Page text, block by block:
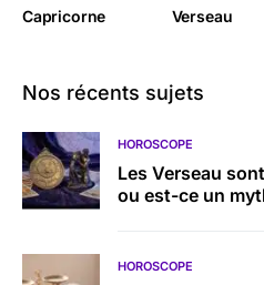
Capricorne Verseau
Nos récents sujets
HOROSCOPE
Les Verseau
ou est-ce un
HOROSCOPE